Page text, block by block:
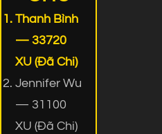
Thanh Bình
— 33720
XU (Đã Chi)
Jennifer Wu
— 31100
XU (Đã Chi)